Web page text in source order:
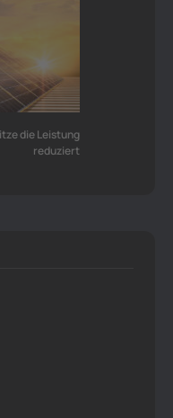
die Leistung
reduziert